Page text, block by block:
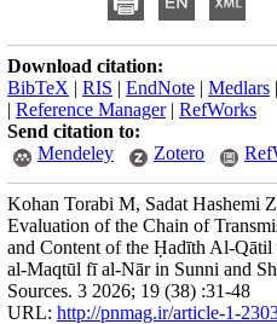
Download citation:
BibTeX | RIS | EndNote | Medlars |
| Reference Manager| RefWorks
Send citation to:
Mendeley
Zotero
Kohan Torabi M, Sadat Hashemi
Evaluation of the Chain of
and Content of the Ḥadīth Al‑Qātil
al‑Maqtūl fī al‑Nār in Sunni and
Sources. 3 2026; 19 (38) :31-48
URL: http://pnmag.ir/article-1-